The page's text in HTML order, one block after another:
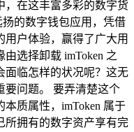
，在这丰富多彩的数字货
扬的数字钱包应用，凭借
户体验，赢得了广大用
选择卸载 imToken 之
面临怎样的状况呢？这无
要问题。 要弄清楚这个
本质属性，imToken 属于
所拥有的数字资产享有完